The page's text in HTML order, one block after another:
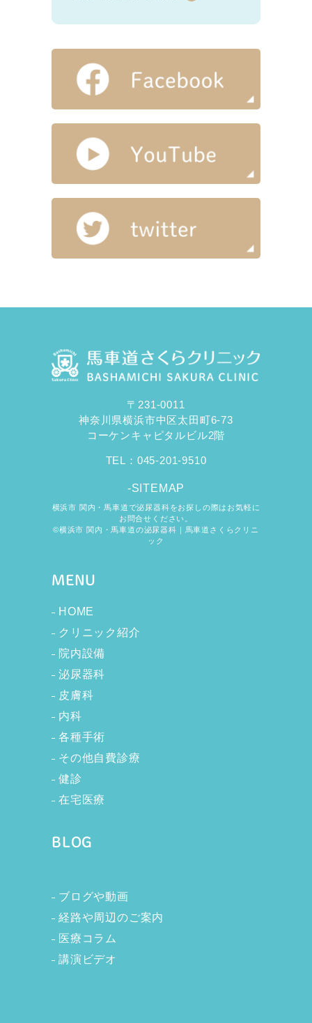
〒231-0011
神奈川県横浜市中区太田町6-73
コーケンキャピタルビル2階
TEL： 045-201-9510
-SITEMAP
横浜市 関内・馬車道で泌尿器科をお探しの際はお気軽に
お問合せください。
©横浜市 関内・馬車道の泌尿器科｜馬車道さくらクリニ
ック
MENU
HOME
クリニック紹介
院内設備
泌尿器科
皮膚科
内科
各種手術
その他自費診療
健診
在宅医療
BLOG
ブログや動画
経路や周辺のご案内
医療コラム
講演ビデオ